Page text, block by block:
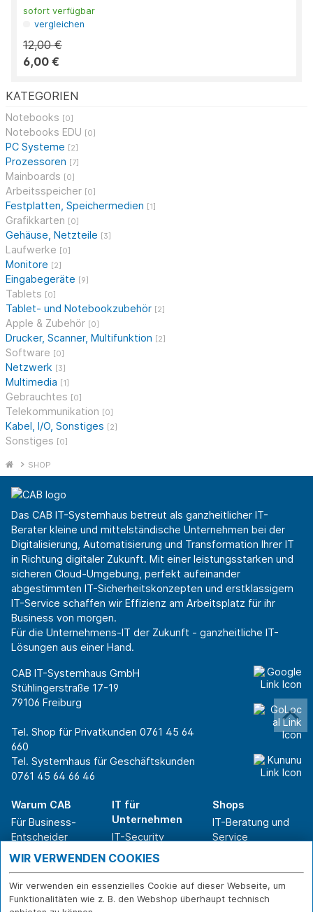
KATEGORIEN
Notebooks [0]
Notebooks EDU [0]
PC Systeme [2]
Prozessoren [7]
Mainboards [0]
Arbeitsspeicher [0]
Festplatten, Speichermedien [1]
Grafikkarten [0]
Gehäuse, Netzteile [3]
Laufwerke [0]
Monitore [2]
Eingabegeräte [9]
Tablets [0]
Tablet- und Notebookzubehör [2]
Apple & Zubehör [0]
Drucker, Scanner, Multifunktion [2]
Software [0]
Netzwerk [3]
Multimedia [1]
Gebrauchtes [0]
Telekommunikation [0]
Kabel, I/O, Sonstiges [2]
Sonstiges [0]
sofort verfügbar
vergleichen
12,00 €
6,00 €
SHOP
Das CAB IT-Systemhaus betreut als ganzheitlicher IT-
Berater kleine und mittelständische Unternehmen bei der
Digitalisierung, Automatisierung und Transformation Ihrer IT
in Richtung digitaler Zukunft. Mit einer leistungsstarken und
sicheren Cloud-Umgebung, perfekt aufeinander
abgestimmten IT-Sicherheitskonzepten und erstklassigem
IT-Service schaffen wir Effizienz am Arbeitsplatz für ihr
Business von morgen.
Für die Unternehmens-IT der Zukunft - ganzheitliche IT-
Lösungen aus einer Hand.
CAB IT-Systemhaus GmbH
Stühlingerstraße 17-19
79106 Freiburg
Tel. Shop für Privatkunden 0761 45 64
660
Tel. Systemhaus für Geschäftskunden
0761 45 64 66 46
Warum CAB
Für Business-
Entscheider
Für IT-Leiter
Für Privatkunden
Erfolgsgeschichte
n
IT für
Unternehmen
IT-Security
IT-Infrastruktur
IT-Service
Softwarelösungen
WLAN-Lösungen
Shops
IT-Beratung und
Service
Versand- und
Zahlarten
WIR VERWENDEN COOKIES
Wir verwenden ein essenzielles Cookie auf dieser Webseite, um
Funktionalitäten wie z. B. den Webshop überhaupt technisch